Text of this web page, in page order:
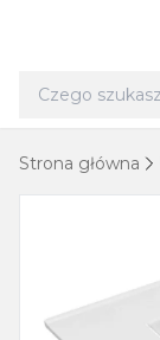
Strona główna